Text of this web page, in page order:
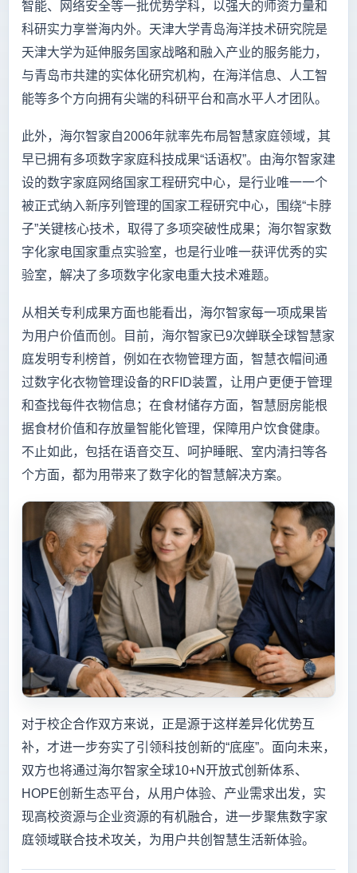
智能、网络安全等一批优势学科，以强大的师资力量和
科研实力享誉海内外。天津大学青岛海洋技术研究院是
天津大学为延伸服务国家战略和融入产业的服务能力，
与青岛市共建的实体化研究机构，在海洋信息、人工智
能等多个方向拥有尖端的科研平台和高水平人才团队。
此外，海尔智家自2006年就率先布局智慧家庭领域，其
早已拥有多项数字家庭科技成果“话语权”。由海尔智家建
设的数字家庭网络国家工程研究中心，是行业唯一一个
被正式纳入新序列管理的国家工程研究中心，围绕“卡脖
子”关键核心技术，取得了多项突破性成果；海尔智家数
字化家电国家重点实验室，也是行业唯一获评优秀的实
验室，解决了多项数字化家电重大技术难题。
从相关专利成果方面也能看出，海尔智家每一项成果皆
为用户价值而创。目前，海尔智家已9次蝉联全球智慧家
庭发明专利榜首，例如在衣物管理方面，智慧衣帽间通
过数字化衣物管理设备的RFID装置，让用户更便于管理
和查找每件衣物信息；在食材储存方面，智慧厨房能根
据食材价值和存放量智能化管理，保障用户饮食健康。
不止如此，包括在语音交互、呵护睡眠、室内清扫等各
个方面，都为用带来了数字化的智慧解决方案。
对于校企合作双方来说，正是源于这样差异化优势互
补，才进一步夯实了引领科技创新的“底座”。面向未来，
双方也将通过海尔智家全球10+N开放式创新体系、
HOPE创新生态平台，从用户体验、产业需求出发，实
现高校资源与企业资源的有机融合，进一步聚焦数字家
庭领域联合技术攻关，为用户共创智慧生活新体验。